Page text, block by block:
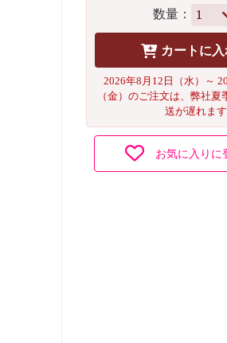
数量：
2026年8月12日（水）～
（金）のご注文は、弊社夏
送が遅れます
お気に入りに